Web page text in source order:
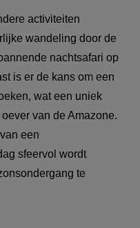
activiteiten
wandeling door de
nachtsafari op
is er de kans om een
wat een uniek
van de Amazone.
een
sfeervol wordt
te